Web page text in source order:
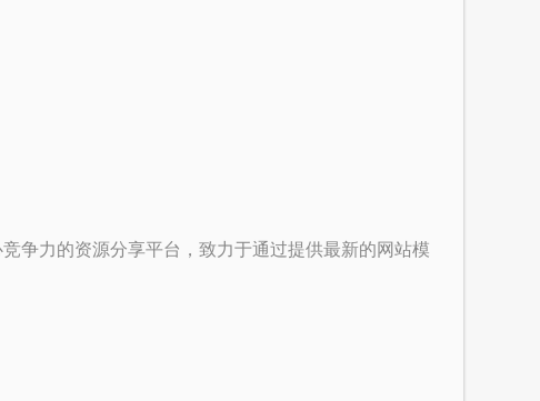
争力的资源分享平台，致力于通过提供最新的网站模